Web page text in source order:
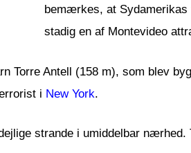
bemærkes, at
stadig en af Montevideo
Torre Antell (158 m), som blev
i New York.
strande i umiddelbar